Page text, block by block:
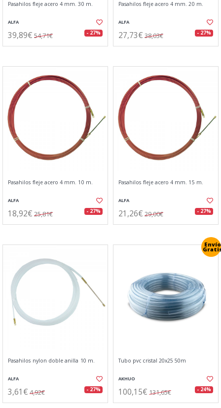
Pasahilos fleje acero 4 mm. 30 m.
ALFA
39,89€ 54,71€ - 27%
Pasahilos fleje acero 4 mm. 20 m.
ALFA
27,73€ 38,03€ - 27%
Pasahilos fleje acero 4 mm. 10 m.
ALFA
18,92€ 25,81€ - 27%
Pasahilos fleje acero 4 mm. 15 m.
ALFA
21,26€ 29,00€ - 27%
Pasahilos nylon doble anilla 10 m.
ALFA
3,61€ 4,92€ - 27%
Envío
Tubo pvc cristal 20x25 50m
AKHUO
100,15€ 131,65€ - 24%